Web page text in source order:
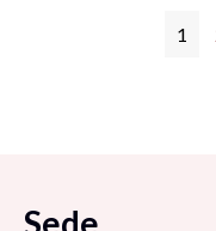
1
Sede